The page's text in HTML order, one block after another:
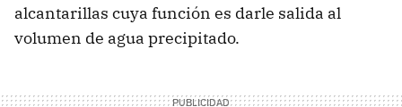
alcantarillas cuya función es darle salida al
volumen de agua precipitado.